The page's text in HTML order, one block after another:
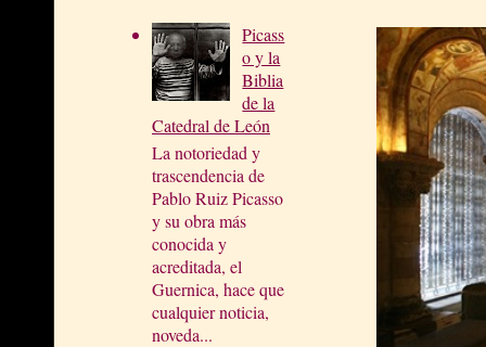
Picass
o y la
Biblia
de la
Catedral de León
La notoriedad y
trascendencia de
Pablo Ruiz Picasso
y su obra más
conocida y
acreditada, el
Guernica, hace que
cualquier noticia,
noveda...